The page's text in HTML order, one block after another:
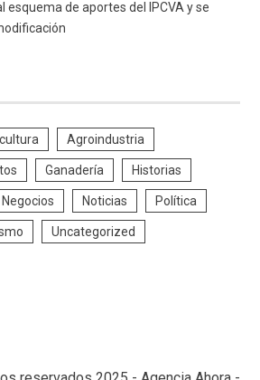
esquema de aportes del IPCVA y se
Agroindustria
Ganadería Historias
Negocios Noticias Política
Uncategorized